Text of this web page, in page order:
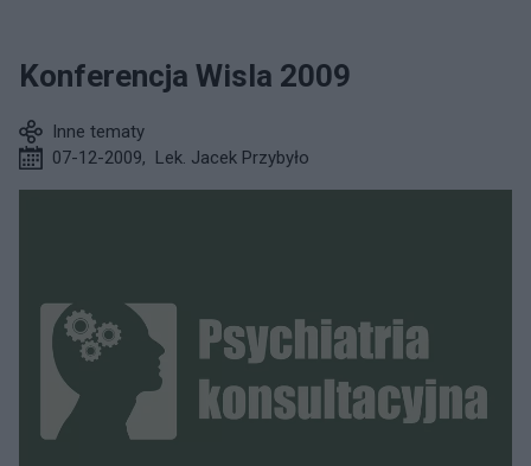
Konferencja Wisla 2009
Inne tematy
07-12-2009, Lek. Jacek Przybyło